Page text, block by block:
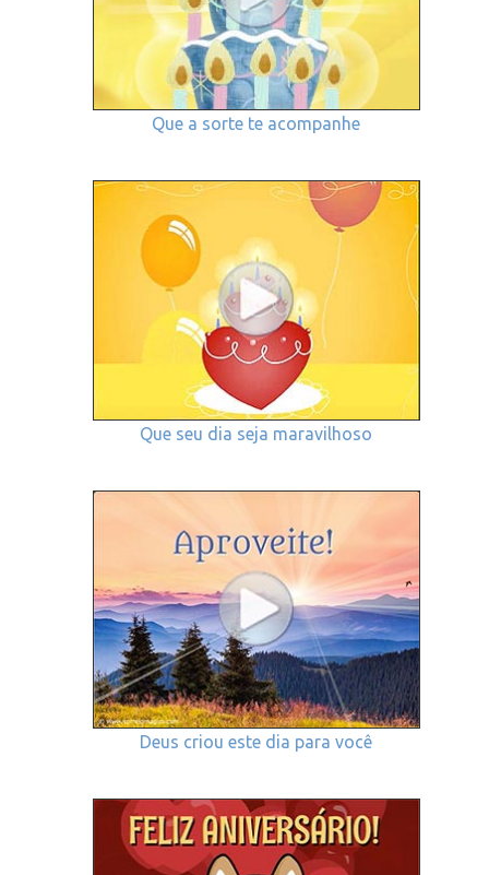
Que a sorte te acompanhe
Que seu dia seja maravilhoso
Deus criou este dia para você